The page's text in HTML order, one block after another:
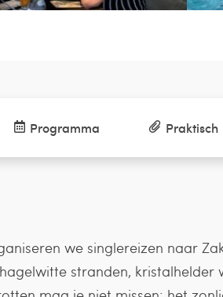
we singlereizen naar
stranden,
Programma Praktisch